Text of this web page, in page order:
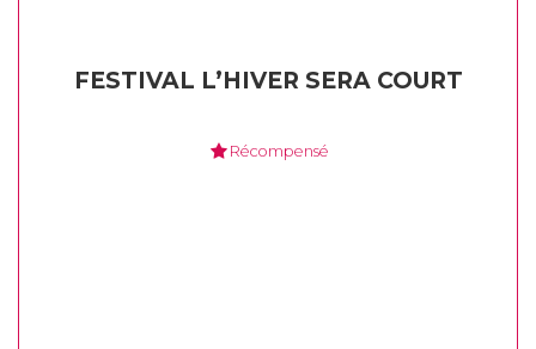
FESTIVAL L’HIVER SERA COURT
Récompensé